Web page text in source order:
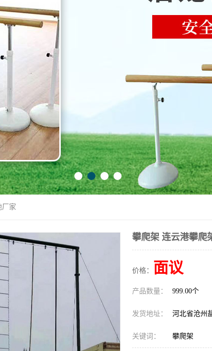
厂家
攀爬架 连云港攀爬
价格： 面议
产品数量： 999.00个
发货地址： 河北省沧州
关键词： 攀爬架